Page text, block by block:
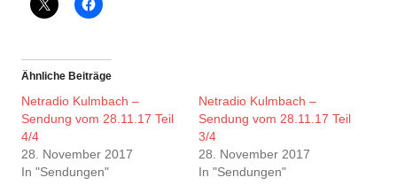
Ähnliche Beiträge
Netradio Kulmbach –
Sendung vom 28.11.17 Teil
4/4
28. November 2017
In "Sendungen"
Netradio Kulmbach –
Sendung vom 28.11.17 Teil
3/4
28. November 2017
In "Sendungen"